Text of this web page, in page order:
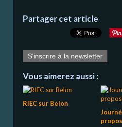
Partager cet article
S'inscrire à la newsletter
Vous aimerez aussi :
RIEC sur Belon